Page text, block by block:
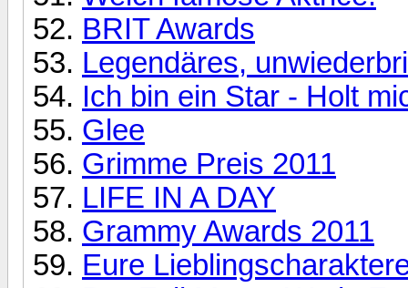
BRIT Awards
Legendäres,
Ich bin ein Star - Holt
Glee
Grimme Preis 2011
LIFE IN A DAY
Grammy Awards 2011
Eure